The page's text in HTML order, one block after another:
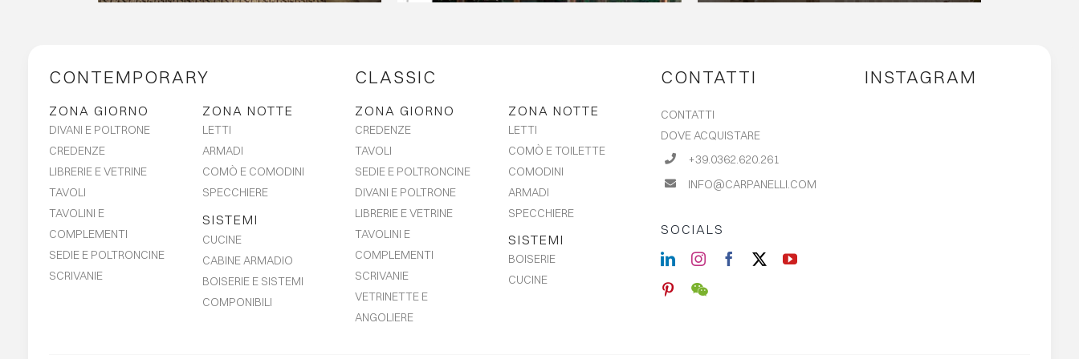
CONTEMPORARY CLASSIC CONTATTI INSTAGRAM
ZONA GIORNO
DIVANI E POLTRONE
CREDENZE
LIBRERIE E VETRINE
TAVOLI
TAVOLINI E
COMPLEMENTI
SEDIE E POLTRONCINE
SCRIVANIE
ZONA NOTTE
LETTI
ARMADI
COMÒ E COMODINI
SPECCHIERE
SISTEMI
CUCINE
CABINE ARMADIO
BOISERIE E SISTEMI
COMPONIBILI
ZONA GIORNO
CREDENZE
TAVOLI
SEDIE E POLTRONCINE
DIVANI E POLTRONE
LIBRERIE E VETRINE
TAVOLINI E
COMPLEMENTI
SCRIVANIE
VETRINETTE E
ANGOLIERE
ZONA NOTTE
LETTI
COMÒ E TOILETTE
COMODINI
ARMADI
SPECCHIERE
SISTEMI
BOISERIE
CUCINE
CONTATTI
DOVE ACQUISTARE
+39.0362.620.261
INFO@CARPANELLI.COM
SOCIALS